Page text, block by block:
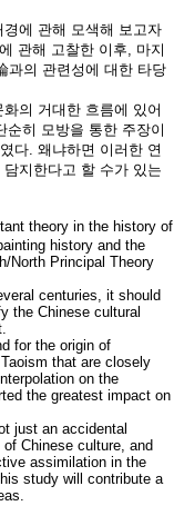
에 관해 모색해 보고자
관해 고찰한 이후, 마지
과의 관련성에 대한 타당
의 거대한 흐름에 있어
히 모방을 통한 주장이
다. 왜냐하면 이러한 연
지한다고 할 수가 있는
theory in the history of
history and the
North Principal Theory
centuries, it should
the Chinese cultural
for the origin of
that are closely
on the
the greatest impact on
just an accidental
Chinese culture, and
assimilation in the
study will contribute a